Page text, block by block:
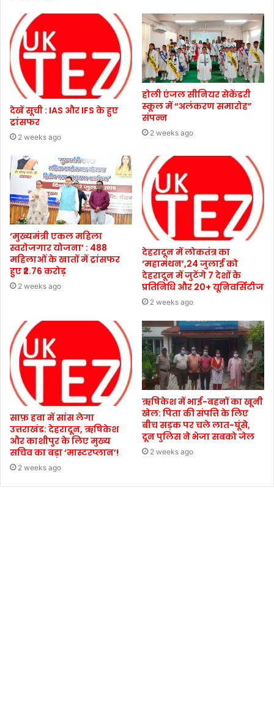
देखें सूची : IAS और IFS के हुए
ट्रांसफर
2 weeks ago
होली एंजल सीनियर सेकेंडरी
स्कूल में “अलंकरण समारोह”
संपन्न
2 weeks ago
‘मुख्यमंत्री एकल महिला
स्वरोजगार योजना’ : 488
महिलाओं के खातों में ट्रांसफर
हुए ₹2.76 करोड़
2 weeks ago
देहरादून में लोकतंत्र का
‘महामंथन’,24 जुलाई को
देहरादून में जुटेंगे 7 देशों के
प्रतिनिधि और 20+ यूनिवर्सिटीज
2 weeks ago
साफ़ हवा में सांस लेगा
उत्तराखंड: देहरादून, ऋषिकेश
और काशीपुर के लिए मुख्य
सचिव का बड़ा ‘मास्टरप्लान’!
2 weeks ago
ऋषिकेश में भाई-बहनों का खूनी
खेल: पिता की संपत्ति के लिए
बीच सड़क पर चले लात-घूंसे,
दून पुलिस ने भेजा सबको जेल
2 weeks ago